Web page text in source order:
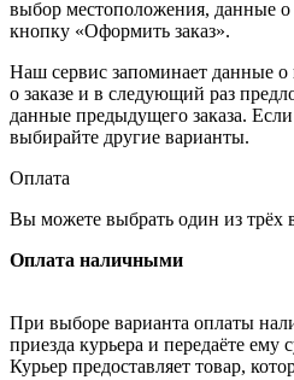
выбор местоположения, данные
кнопку «Оформить заказ».
Наш сервис запоминает данные
о заказе и в следующий раз
данные предыдущего заказа.
выбирайте другие варианты.
Оплата
Вы можете выбрать один из трёх
Оплата наличными
При выборе варианта оплаты
приезда курьера и передаёте ему
Курьер предоставляет товар,